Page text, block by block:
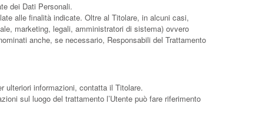
dei Dati Personali.
alle finalità indicate. Oltre al Titolare, in alcuni casi,
marketing, legali, amministratori di sistema) ovvero
anche, se necessario, Responsabili del Trattamento
ulteriori informazioni, contatta il Titolare.
sul luogo del trattamento l’Utente può fare riferimento